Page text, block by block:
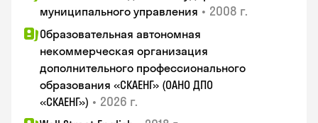
муниципального управления • 2008 г.
Образовательная автономная
некоммерческая организация
дополнительного профессионального
образования «СКАЕНГ» (ОАНО ДПО
«СКАЕНГ») • 2026 г.